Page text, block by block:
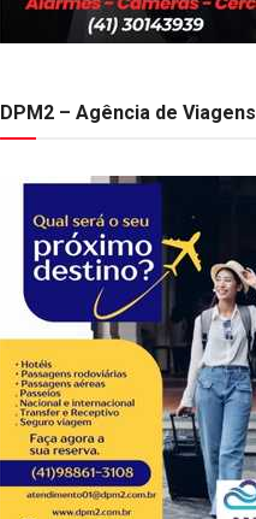
DPM2 – Agência de Viagens